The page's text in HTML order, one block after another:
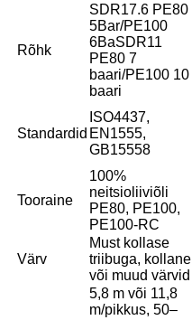
Rõhk
SDR17.6 PE80
5Bar/PE100
6BaSDR11
PE80 7
baari/PE100 10
baari
Standardid
ISO4437,
EN1555,
GB15558
Tooraine
100%
neitsioliiviõli
PE80, PE100,
PE100-RC
Värv
Must kollase
triibuga, kollane
või muud värvid
5,8 m või 11,8
m/pikkus, 50–